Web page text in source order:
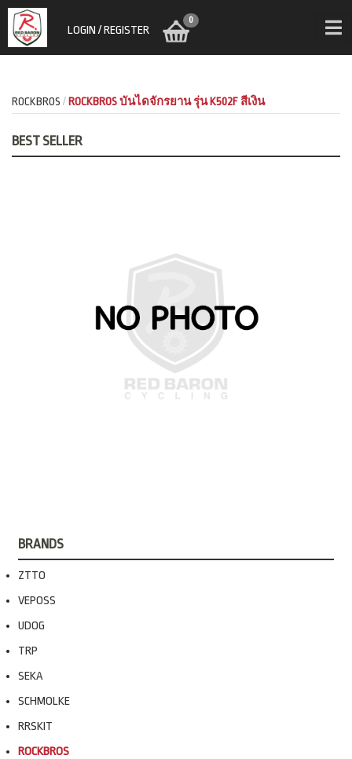
LOGIN / REGISTER
0
ROCKBROS ROCKBROS บันไดจักรยาน รุ่น K502F สีเงิน
BRANDS
ZTTO
VEPOSS
UDOG
TRP
SEKA
SCHMOLKE
RRSKIT
ROCKBROS
BEST SELLER